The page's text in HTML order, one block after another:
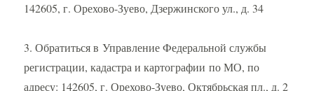
142605, г. Орехово-Зуево, Дзержинского ул., д. 34
3. Обратиться в Управление Федеральной службы
регистрации, кадастра и картографии по МО, по
адресу: 142605, г. Орехово-Зуево, Октябрьская пл., д. 2